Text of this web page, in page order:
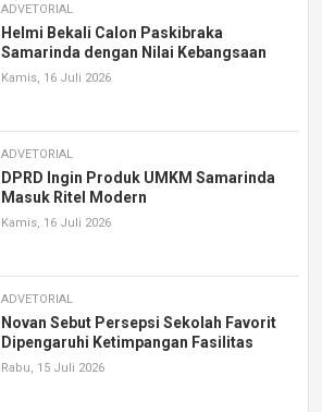
ADVETORIAL
Helmi Bekali Calon Paskibraka
Samarinda dengan Nilai Kebangsaan
Kamis, 16 Juli 2026
ADVETORIAL
DPRD Ingin Produk UMKM Samarinda
Masuk Ritel Modern
Kamis, 16 Juli 2026
ADVETORIAL
Novan Sebut Persepsi Sekolah Favorit
Dipengaruhi Ketimpangan Fasilitas
Rabu, 15 Juli 2026